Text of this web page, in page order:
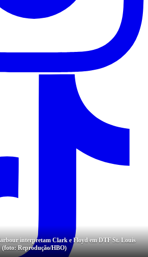
interpretam Clark e Floyd em DTF St. Louis
(foto: Reprodução/HBO)